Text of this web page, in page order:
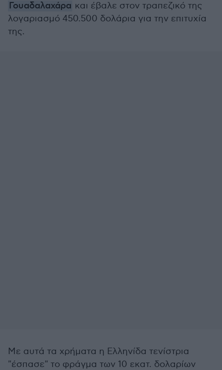
Γουαδαλαχάρα και έβαλε στον τραπεζικό της
λογαριασμό 450.500 δολάρια για την επιτυχία
της.
Με αυτά τα χρήματα η Ελληνίδα τενίστρια
"έσπασε" το φράγμα των 10 εκατ. δολαρίων